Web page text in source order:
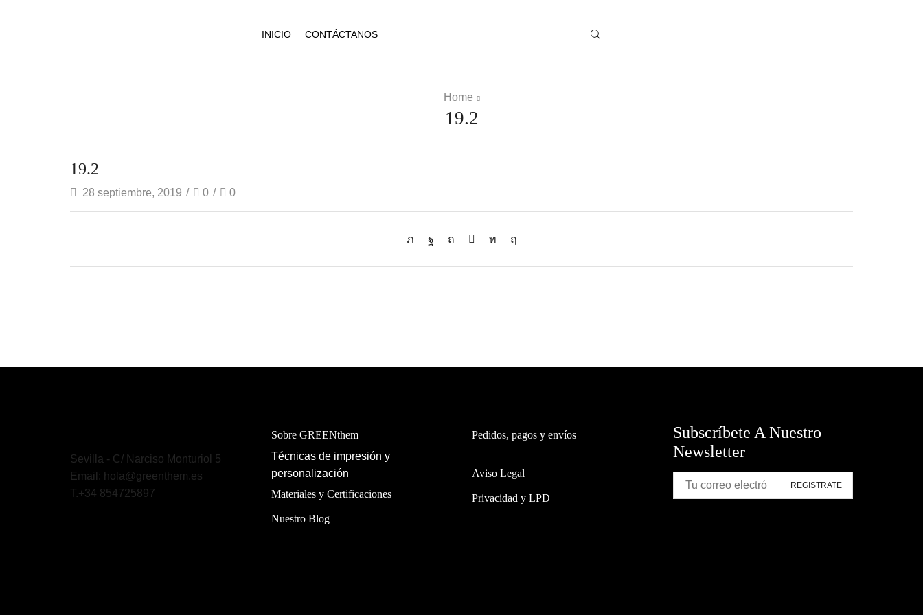
INICIO CONTÁCTANOS
Home
19.2
19.2
28 septiembre, 2019 / 0 / 0
Sevilla - C/ Narciso Monturiol 5
Email: hola@greenthem.es
T.+34 854725897
Sobre GREENthem
Técnicas de impresión y
personalización
Materiales y Certificaciones
Nuestro Blog
Pedidos, pagos y envíos
Aviso Legal
Privacidad y LPD
Subscríbete A Nuestro
Newsletter